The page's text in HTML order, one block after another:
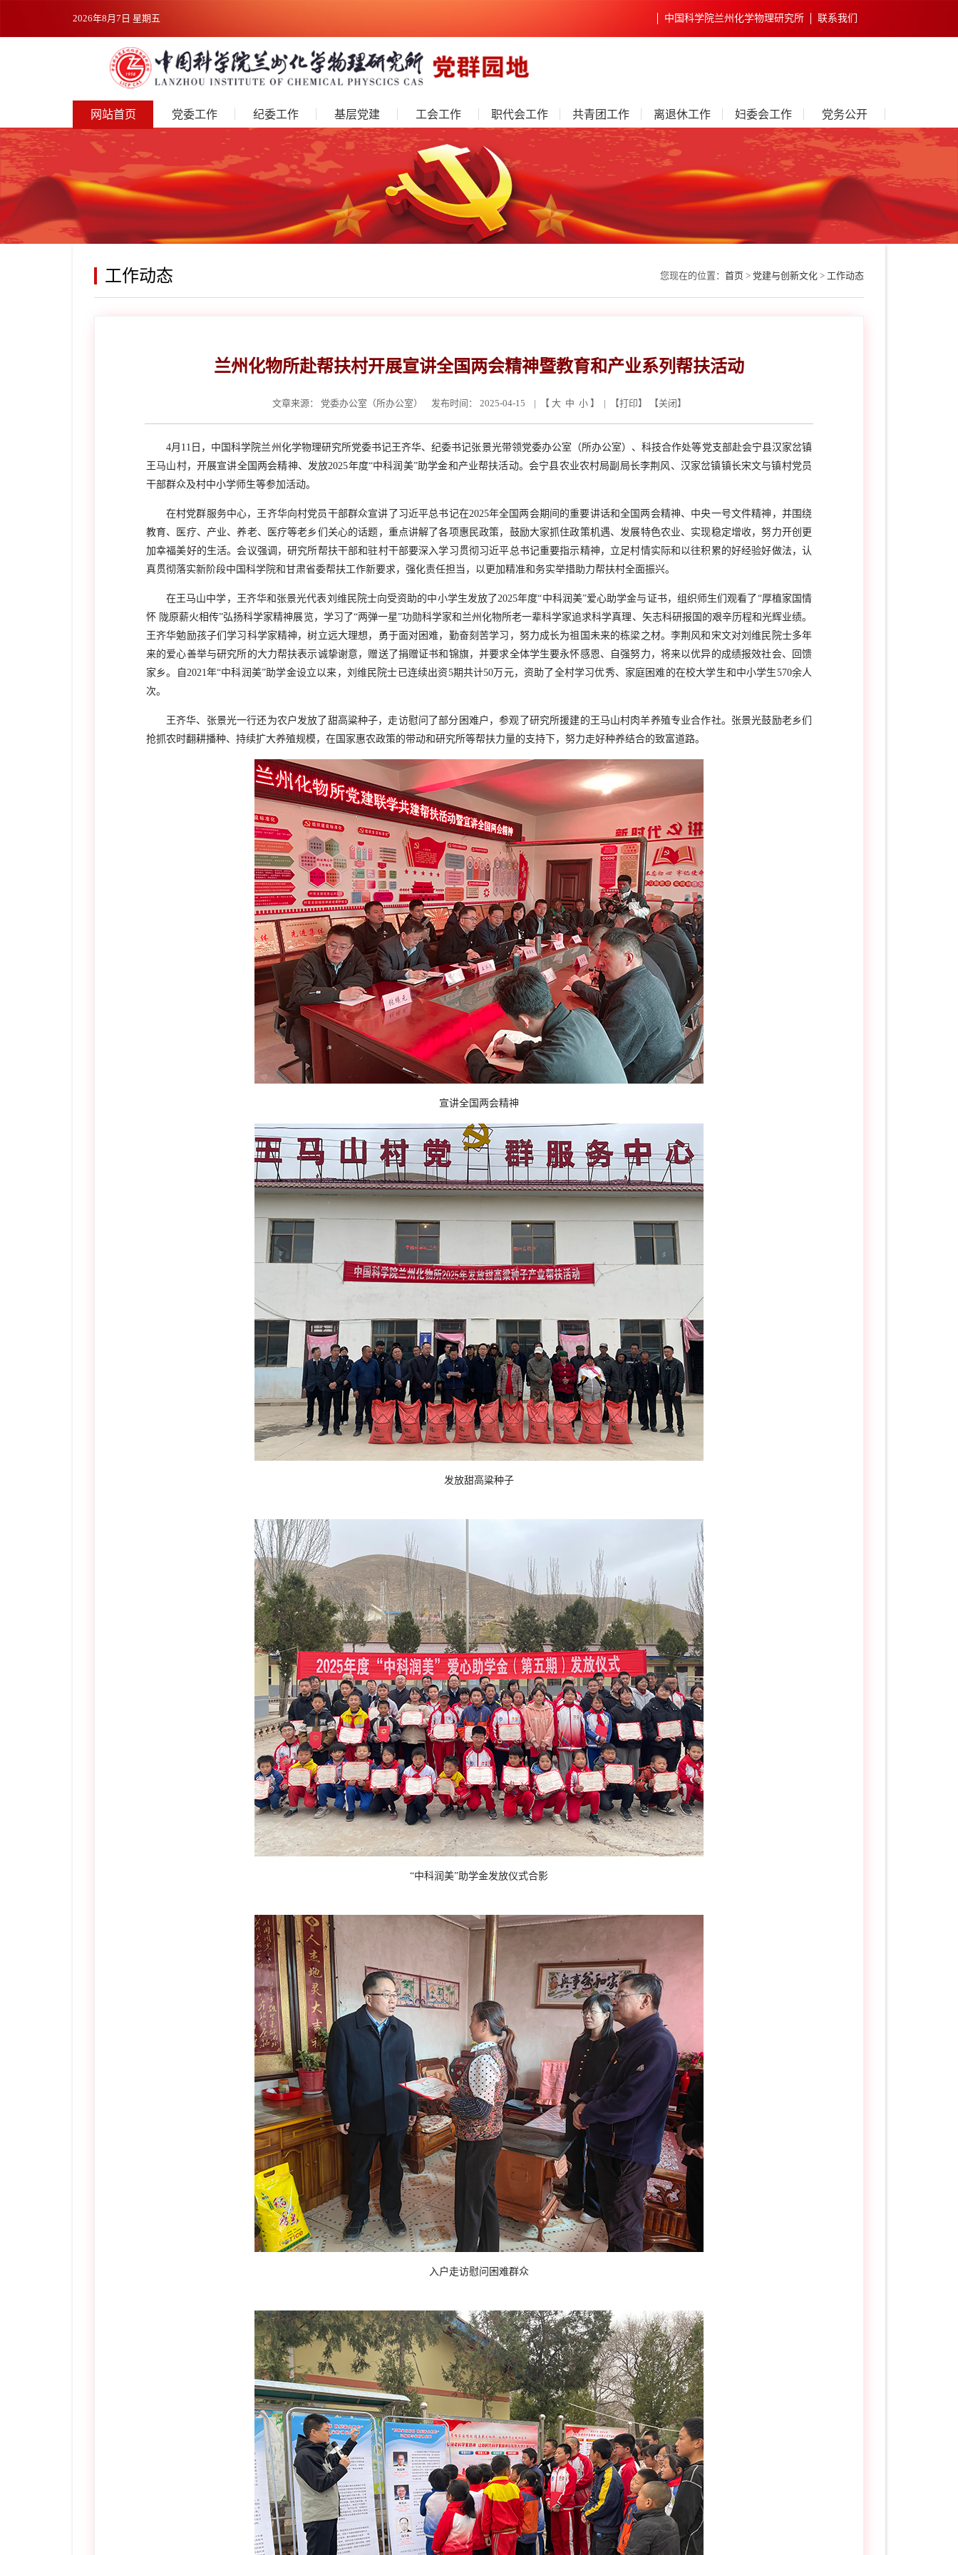
2026年8月7日 星期五 中国科学院兰州化学物理研究所 联系我们
网站首页 党委工作 纪委工作 基层党建 工会工作 职代会工作 共青团工作 离退休工作 妇委会工作 党务公开
工作动态 您现在的位置： 首页 > 党建与创新文化 > 工作动态
兰州化物所赴帮扶村开展宣讲全国两会精神暨教育和产业系列帮扶活动
文章来源： 党委办公室（所办公室） 发布时间： 2025-04-15 | 【 大 中 小】 | 【打印】 【关闭 】
4月 11 日，中国科学院兰州化学物理研究所党委书记王齐华、纪委书记张景光带领党委办公室（所办公室）、科技合作处等党支部赴会宁县汉家岔镇
王马山村，开展宣讲全国两会精神、发放2025年度“中科润美”助学金和产业帮扶活动。会宁县农业农村局副局长李荆风、汉家岔镇镇长宋文与镇村党员
干部群众及村中小学师生等参加活动。
在村党群服务中心，王齐华向村党员干部群众宣讲了习近平总书记在2025年全国两会期间的重要讲话和全国两会精神、中央一号文件精神，并围绕
教育、医疗、产业、养老、医疗等老乡们关心的话题，重点讲解了各项惠民政策，鼓励大家抓住政策机遇、发展特色农业、实现稳定增收，努力开创更
加幸福美好的生活。会议强调，研究所帮扶干部和驻村干部要深入学习贯彻习近平总书记重要指示精神，立足村情实际和以往积累的好经验好做法，认
真贯彻落实新阶段中国科学院和甘肃省委帮扶工作新要求，强化责任担当，以更加精准和务实举措助力帮扶村全面振兴。
在王马山中学，王齐华和张景光代表‌刘维民院士向受资助的中小学生发放了2025年度“中科润美”爱心助学金与证书，组织师生们观看了“厚植家国情
怀 陇原薪火相传”弘扬科学家精神展览，学习了“两弹一星”功勋科学家和兰州化物所老一辈科学家追求科学真理、矢志科研报国的艰辛历程和光辉业绩。
王齐华勉励孩子们学习科学家精神，树立远大理想，勇于面对困难，勤奋刻苦学习，努力成长为祖国未来的栋梁之材。李荆风和宋文对刘维民院士多年
来的爱心善举与研究所的大力帮扶表示诚挚谢意，赠送了捐赠证书和锦旗，并要求全体学生要永怀感恩、自强努力，将来以优异的成绩报效社会、回馈
家乡。自2021年“中科润美”助学金设立以来，刘维民院士已连续出资5期共计50万元，资助了全村学习优秀、家庭困难的在校大学生和中小学生570余人
次。
王齐华、张景光一行还为农户发放了甜高粱种子，走访慰问了部分困难户，参观了研究所援建的王马山村肉羊养殖专业合作社。张景光鼓励老乡们
抢抓农时翻耕播种、持续扩大养殖规模，在国家惠农政策的带动和研究所等帮扶力量的支持下，努力走好种养结合的致富道路。
宣讲全国两会精神
发放甜高粱种子
“中科润美”助学金发放仪式合影
入户走访慰问困难群众